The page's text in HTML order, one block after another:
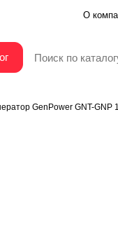
О
GenPower GNT-GNP
GNT-GNP 120